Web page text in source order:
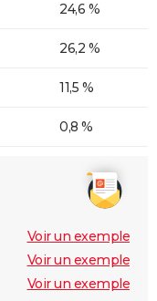
24,6 %
26,2 %
11,5 %
0,8 %
Voir un exemple
Voir un exemple
Voir un exemple